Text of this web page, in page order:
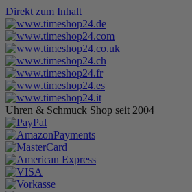
Direkt zum Inhalt
Uhren & Schmuck Shop seit 2004